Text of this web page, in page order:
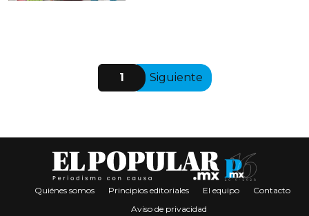
1 Siguiente
Quiénes somos Principios editoriales El equipo
Contacto
Aviso de privacidad